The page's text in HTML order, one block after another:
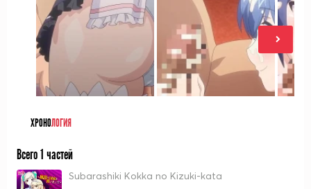
ХРОНОЛОГИЯ
Всего 1 частей
Subarashiki Kokka no Kizuki-kata